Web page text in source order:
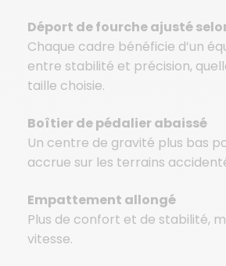
Déport de fourche ajusté
Chaque cadre bénéficie d’un
entre stabilité et précision,
taille choisie.
Boîtier de pédalier abaissé
Un centre de gravité plus bas
accrue sur les terrains
Empattement allongé
Plus de confort et de stabilité,
vitesse.